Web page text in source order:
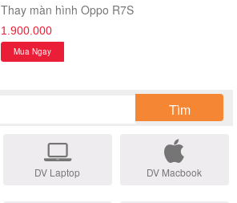
Thay màn hình Oppo R7S
1.900.000
Mua Ngay
Tìm
DV Laptop DV Macbook